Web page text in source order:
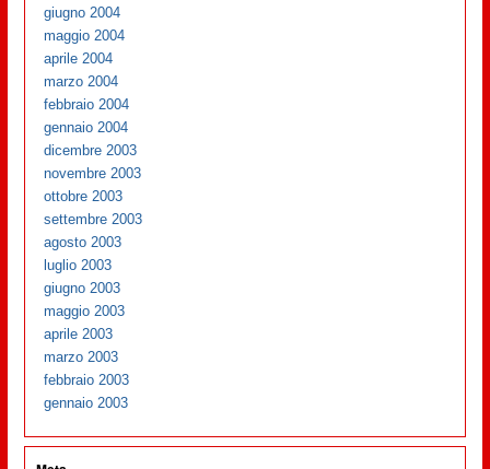
giugno 2004
maggio 2004
aprile 2004
marzo 2004
febbraio 2004
gennaio 2004
dicembre 2003
novembre 2003
ottobre 2003
settembre 2003
agosto 2003
luglio 2003
giugno 2003
maggio 2003
aprile 2003
marzo 2003
febbraio 2003
gennaio 2003